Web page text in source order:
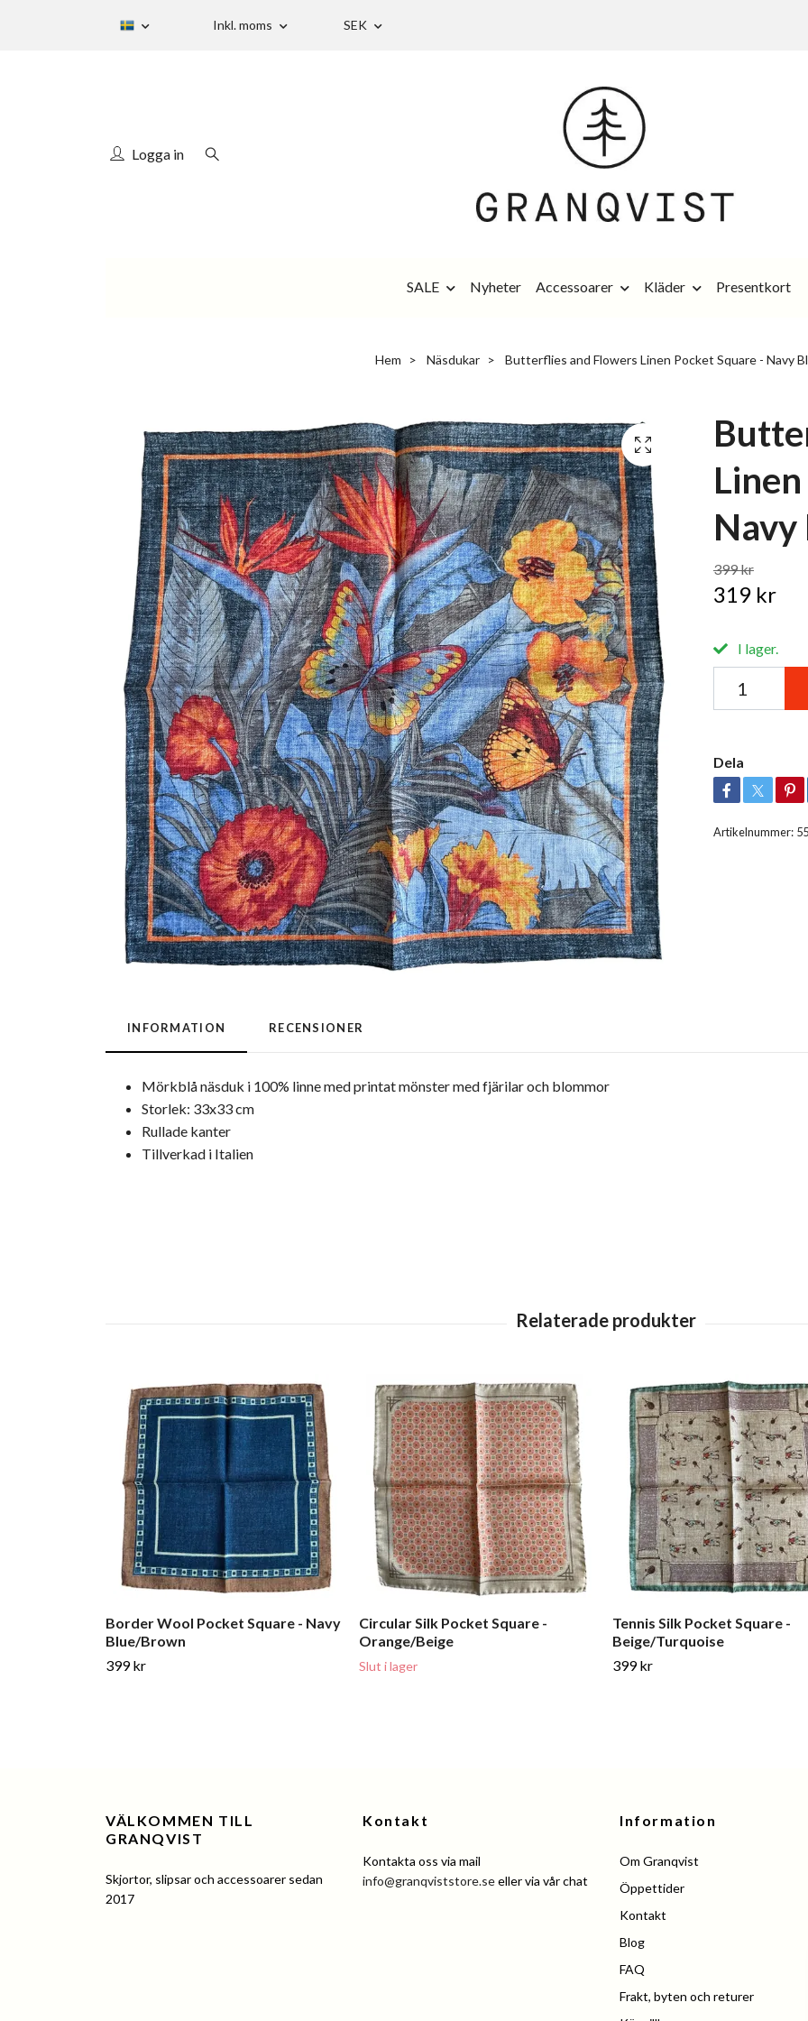
Inkl. moms SEK
Logga in
SALE Nyheter Accessoarer Kläder Presentkort
Hem Näsdukar Butterflies and Flowers Linen Pocket Square - Navy
Navy
399 kr
319 kr
I lager.
Dela
Artikelnummer:
INFORMATION RECENSIONER
Mörkblå näsduk i 100% linne med printat mönster med fjärilar och blommor
Storlek: 33x33 cm
Rullade kanter
Tillverkad i Italien
Border Wool Pocket Square - Navy
Blue/Brown
399 kr
Circular Silk Pocket Square -
Orange/Beige
Slut i lager
Tennis Silk Pocket Square -
Beige/Turquoise
399 kr
VÄLKOMMEN TILL
GRANQVIST
Skjortor, slipsar och accessoarer sedan
2017
Kontakt
Kontakta oss via mail
info@granqviststore.seeller via vår chat
Information
Om Granqvist
Öppettider
Kontakt
Blog
FAQ
Frakt, byten och returer